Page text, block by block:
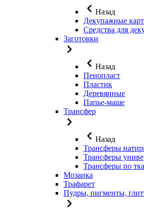
Назад
Декупажные
Средства для
Заготовки
Назад
Пенопласт
Пластик
Деревянные
Папье-маше
Трансфер
Назад
Трансферы
Трансферы
Трансферы по
Мозаика
Трафарет
Пудры, пигменты,